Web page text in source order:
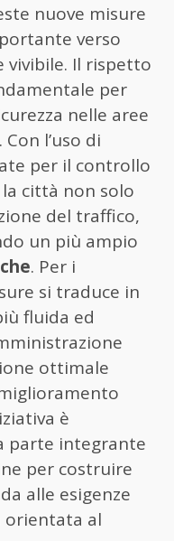
nuove misure
verso
vivibile. Il rispetto
per
nelle aree
l’uso di
per il controllo
città non solo
del traffico,
un più ampio
. Per i
si traduce in
fluida ed
ottimale
è
parte integrante
per costruire
alle esigenze
orientata al